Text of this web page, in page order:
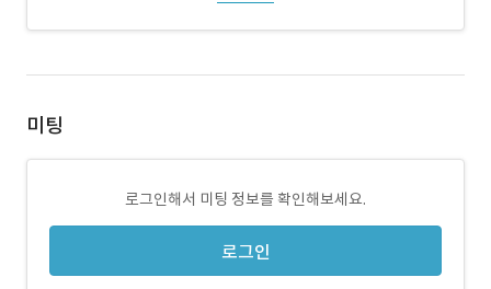
미팅
로그인해서 미팅 정보를 확인해보세요.
로그인